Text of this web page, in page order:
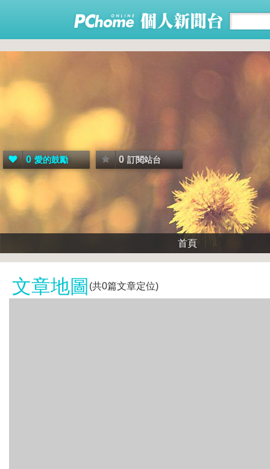
0 愛的鼓勵 0 訂閱站台
首頁
文章地圖 (共0篇文章定位)